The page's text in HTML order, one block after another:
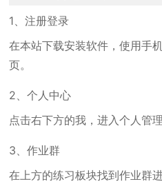
1、注册登录
在本站下载安装软件，使用手
页。
2、个人中心
点击右下方的我，进入个人管理
3、作业群
在上方的练习板块找到作业群进